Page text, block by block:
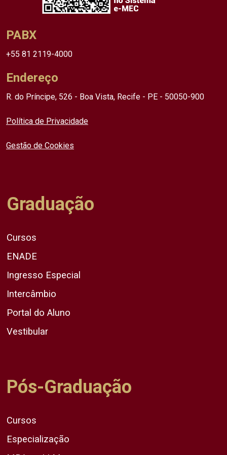
PABX
+55 81 2119-4000
Endereço
R. do Príncipe, 526 - Boa Vista, Recife - PE - 50050-900
Política de Privacidade
Gestão de Cookies
Graduação
Cursos
ENADE
Ingresso Especial
Intercâmbio
Portal do Aluno
Vestibular
Pós-Graduação
Cursos
Especialização